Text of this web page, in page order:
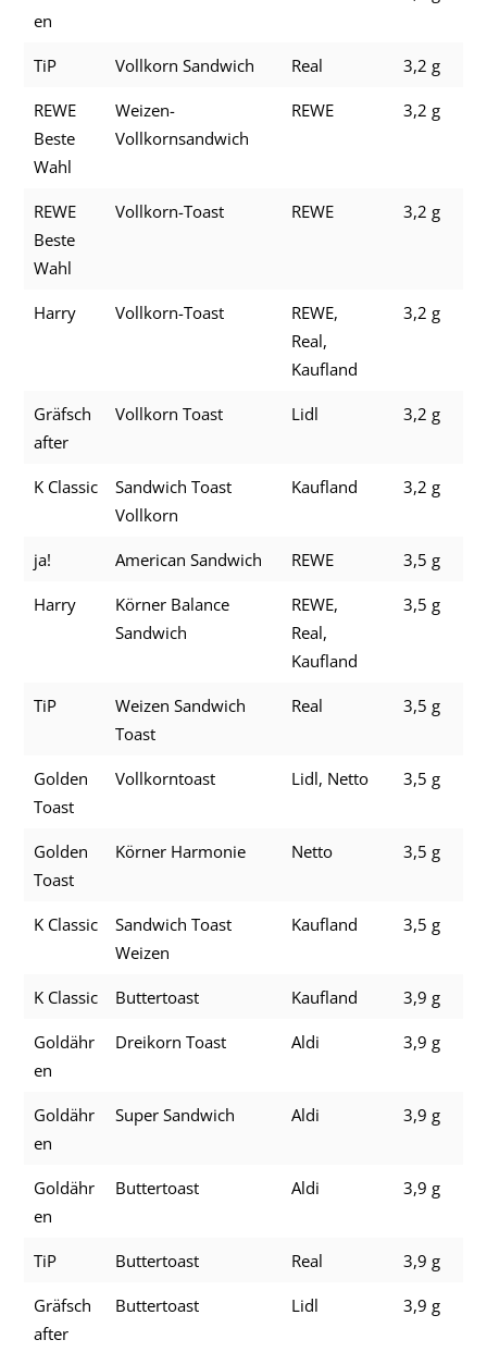
en
TiP Vollkorn Sandwich Real 3,2 g
REWE
Beste
Wahl
Weizen-
Vollkornsandwich
REWE 3,2 g
REWE
Beste
Wahl
Vollkorn-Toast REWE 3,2 g
Harry Vollkorn-Toast
REWE,
Real,
Kaufland
3,2 g
Gräfsch
after
Vollkorn Toast Lidl 3,2 g
K Classic
Sandwich Toast
Vollkorn
Kaufland 3,2 g
ja! American Sandwich REWE 3,5 g
Harry
Körner Balance
Sandwich
REWE,
Real,
Kaufland
3,5 g
TiP
Weizen Sandwich
Toast
Real 3,5 g
Golden
Toast
Vollkorntoast Lidl, Netto 3,5 g
Golden
Toast
Körner Harmonie Netto 3,5 g
K Classic
Sandwich Toast
Weizen
Kaufland 3,5 g
K Classic Buttertoast Kaufland 3,9 g
Goldähr
en
Dreikorn Toast Aldi 3,9 g
Goldähr
en
Super Sandwich Aldi 3,9 g
Goldähr
en
Buttertoast Aldi 3,9 g
TiP Buttertoast Real 3,9 g
Gräfsch
after
Buttertoast Lidl 3,9 g